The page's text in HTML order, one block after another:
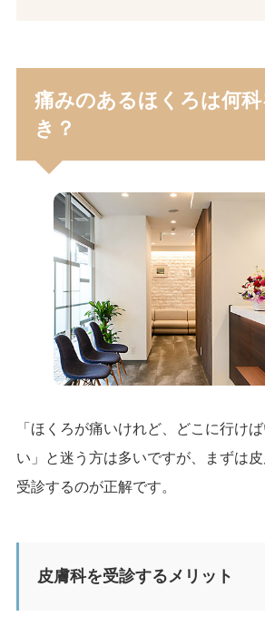
痛みのあるほくろは何
き？
「ほくろが痛いけれど、どこに行け
い」と迷う方は多いですが、まずは
受診するのが正解です。
皮膚科を受診するメリット